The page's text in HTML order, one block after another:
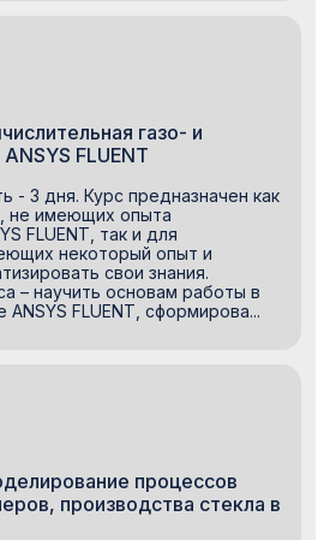
газо- и
FLUENT
- 3 дня. Курс предназначен как
не имеющих опыта
FLUENT, так и для
некоторый опыт и
свои знания.
– научить основам работы в
FLUENT, сформирова...
процессов
производства стекла в